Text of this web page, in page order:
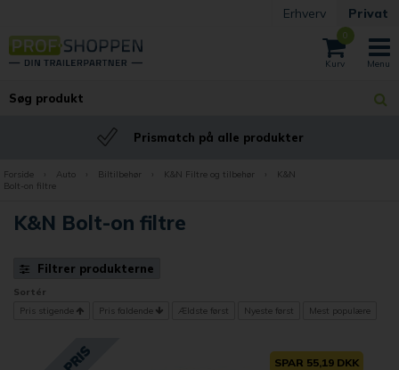
Erhverv Privat
0
Prismatch på alle produkter
Forside Auto Biltilbehør K&N Filtre og tilbehør
K&N
Bolt-on filtre
K&N Bolt-on filtre
Filtrer produkterne
Sortér
Pris stigende
Pris faldende Ældste først Nyeste først Mest populære
SPAR 55,19 DKK